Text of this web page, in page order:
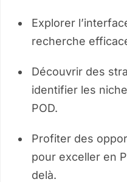
Explorer
recherche
Découvrir des
identifier les
POD.
Profiter des
pour exceller en
delà.